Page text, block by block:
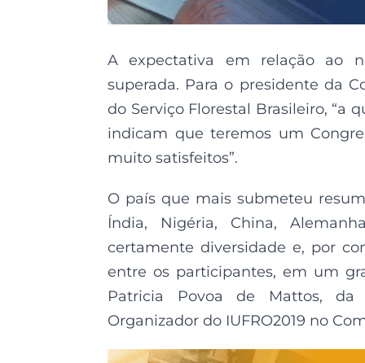
A expectativa em relação ao
superada. Para o presidente da
do Serviço Florestal Brasileiro, “a
indicam que teremos um
muito satisfeitos”.
O país que mais submeteu
Índia, Nigéria, China,
certamente diversidade e, por
entre os participantes, em um
Patricia Povoa de Mattos, da
Organizador do IUFRO2019 no